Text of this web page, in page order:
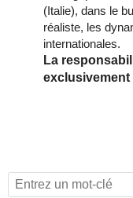
(Italie), dans le
réaliste, les
internationales.
La